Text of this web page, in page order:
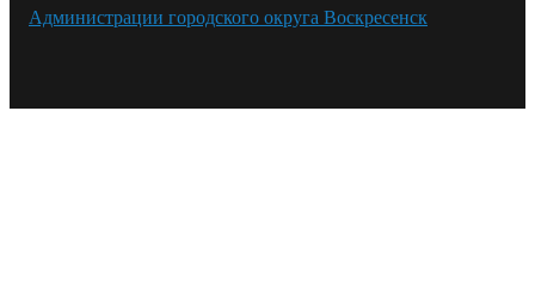
Администрации городского округа Воскресенск